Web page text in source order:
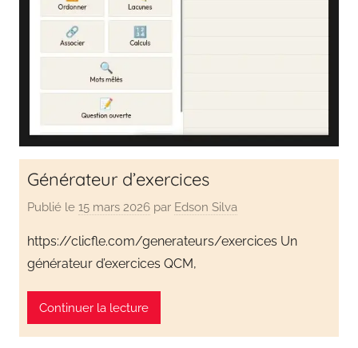
s'amusant
Générateur d’exercices
Publié le 15 mars 2026 par Edson Silva
https://clicfle.com/generateurs/exercices Un
générateur d’exercices QCM,
Continuer la lecture